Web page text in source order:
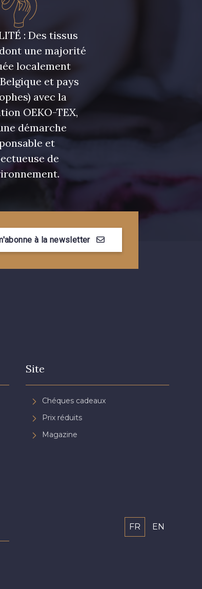
: Des tissus
une majorité
localement
et pays
avec la
OEKO-TEX,
démarche
et
de
à la newsletter
Site
Chéques cadeaux
Prix réduits
Magazine
FR EN